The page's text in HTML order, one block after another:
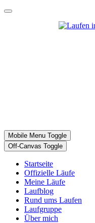
Mobile Menu Toggle
Off-Canvas Toggle
Startseite
Offizielle Läufe
Meine Läufe
Laufblog
Rund ums Laufen
Laufgruppe
Über mich